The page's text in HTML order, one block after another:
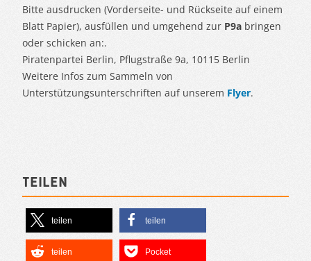
Bitte ausdrucken (Vorderseite- und Rückseite auf einem
Blatt Papier), ausfüllen und umgehend zur P9a bringen
oder schicken an:.
Piratenpartei Berlin, Pflugstraße 9a, 10115 Berlin
Weitere Infos zum Sammeln von
Unterstützungsunterschriften auf unserem Flyer.
Teilen
teilen teilen
teilen Pocket